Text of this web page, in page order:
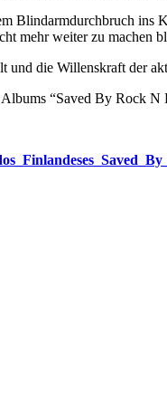
ins
mehr weiter zu machen
und die Willenskraft
“Saved By Rock